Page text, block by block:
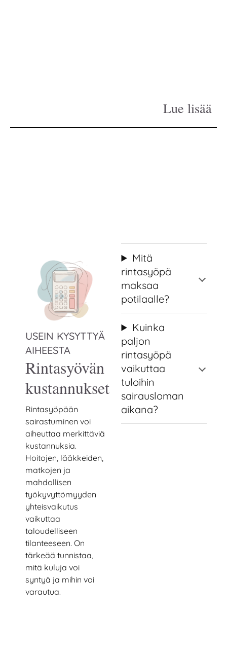
Lue lisää
Mitä
rintasyöpä
maksaa
potilaalle?
Kuinka
paljon
rintasyöpä
vaikuttaa
tuloihin
sairausloman
aikana?
USEIN KYSYTTYÄ
AIHEESTA
Rintasyövän
kustannukset
Rintasyöpään
sairastuminen voi
aiheuttaa merkittäviä
kustannuksia.
Hoitojen, lääkkeiden,
matkojen ja
mahdollisen
työkyvyttömyyden
yhteisvaikutus
vaikuttaa
taloudelliseen
tilanteeseen. On
tärkeää tunnistaa,
mitä kuluja voi
syntyä ja mihin voi
varautua.